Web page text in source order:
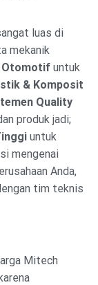
luas di
mekanik
Otomotif untuk
& Komposit
Quality
produk jadi;
untuk
mengenai
Anda,
tim teknis
Mitech